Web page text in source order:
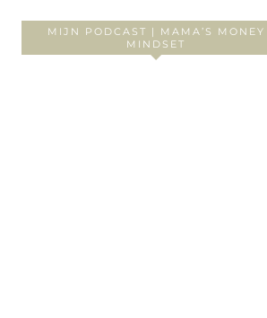
MIJN PODCAST | MAMA’S MONEY
MINDSET